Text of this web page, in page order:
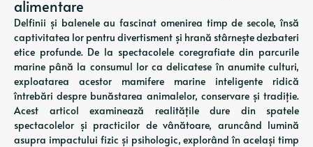
alimentare
Delfinii și balenele au fascinat omenirea timp de secole, însă
captivitatea lor pentru divertisment și hrană stârnește dezbateri
etice profunde. De la spectacolele coregrafiate din parcurile
marine până la consumul lor ca delicatese în anumite culturi,
exploatarea acestor mamifere marine inteligente ridică
întrebări despre bunăstarea animalelor, conservare și tradiție.
Acest articol examinează realitățile dure din spatele
spectacolelor și practicilor de vânătoare, aruncând lumină
asupra impactului fizic și psihologic, explorând în același timp